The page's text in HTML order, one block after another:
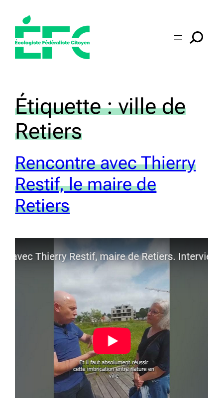
contenu
Étiquette :ville de
Retiers
Rencontre avec Thierry
Restif, le maire de
Retiers